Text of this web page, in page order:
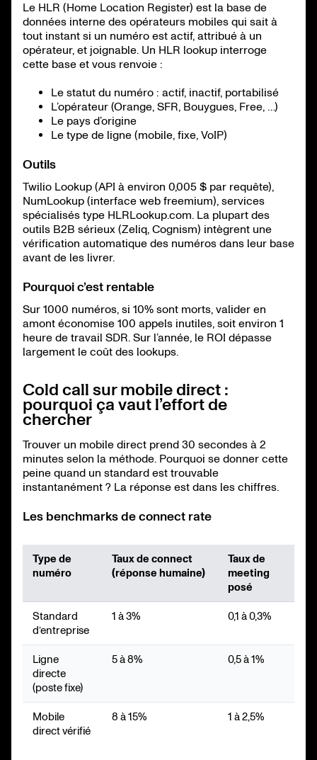
Le HLR (Home Location Register) est la base de
données interne des opérateurs mobiles qui sait à
tout instant si un numéro est actif, attribué à un
opérateur, et joignable. Un HLR lookup interroge
cette base et vous renvoie :
Le statut du numéro : actif, inactif, portabilisé
L’opérateur (Orange, SFR, Bouygues, Free, …)
Le pays d’origine
Le type de ligne (mobile, fixe, VoIP)
Outils
Twilio Lookup (API à environ 0,005 $ par requête),
NumLookup (interface web freemium), services
spécialisés type HLRLookup.com. La plupart des
outils B2B sérieux (Zeliq, Cognism) intègrent une
vérification automatique des numéros dans leur base
avant de les livrer.
Pourquoi c’est rentable
Sur 1000 numéros, si 10% sont morts, valider en
amont économise 100 appels inutiles, soit environ 1
heure de travail SDR. Sur l’année, le ROI dépasse
largement le coût des lookups.
Cold call sur mobile direct :
pourquoi ça vaut l’effort de
chercher
Trouver un mobile direct prend 30 secondes à 2
minutes selon la méthode. Pourquoi se donner cette
peine quand un standard est trouvable
instantanément ? La réponse est dans les chiffres.
Les benchmarks de connect rate
Type de
numéro
Taux de connect
(réponse humaine)
Taux de
meeting
posé
Standard
d’entreprise
1 à 3% 0,1 à 0,3%
Ligne
directe
(poste fixe)
5 à 8% 0,5 à 1%
Mobile
direct vérifié
8 à 15% 1 à 2,5%